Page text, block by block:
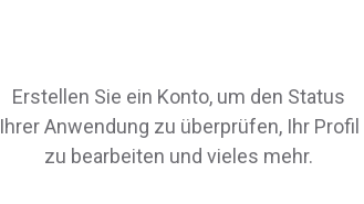
Erstellen Sie ein Konto, um den Status
Ihrer Anwendung zu überprüfen, Ihr Profil
zu bearbeiten und vieles mehr.